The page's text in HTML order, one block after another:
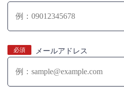
必須 メールアドレス